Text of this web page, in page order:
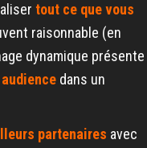
tout ce que vous
raisonnable (en
dynamique présente
dans un
partenaires avec